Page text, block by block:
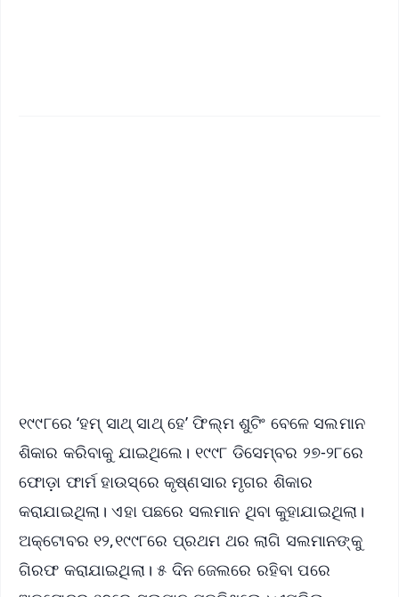
୧୯୯୮ରେ ‘ହମ୍‌ ସାଥ୍‌ ସାଥ୍‌ ହେ’ ଫିଲ୍ମ ଶୁଟିଂ ବେଳେ ସଲମାନ
ଶିକାର କରିବାକୁ ଯାଇଥିଲେ। ୧୯୯୮ ଡିସେମ୍ବର ୨୭-୨୮ରେ
ଫୋଡ଼ା ଫାର୍ମ ହାଉସ୍‌ରେ କୃଷ୍ଣସାର ମୃଗର ଶିକାର
କରାଯାଇଥିଲା। ଏହା ପଛରେ ସଲମାନ ଥିବା କୁହାଯାଇଥିଲା।
ଅକ୍ଟୋବର ୧୨,୧୯୯୮ରେ ପ୍ରଥମ ଥର ଲାଗି ସଲମାନଙ୍କୁ
ଗିରଫ କରାଯାଇଥିଲା। ୫ ଦିନ ଜେଲରେ ରହିବା ପରେ